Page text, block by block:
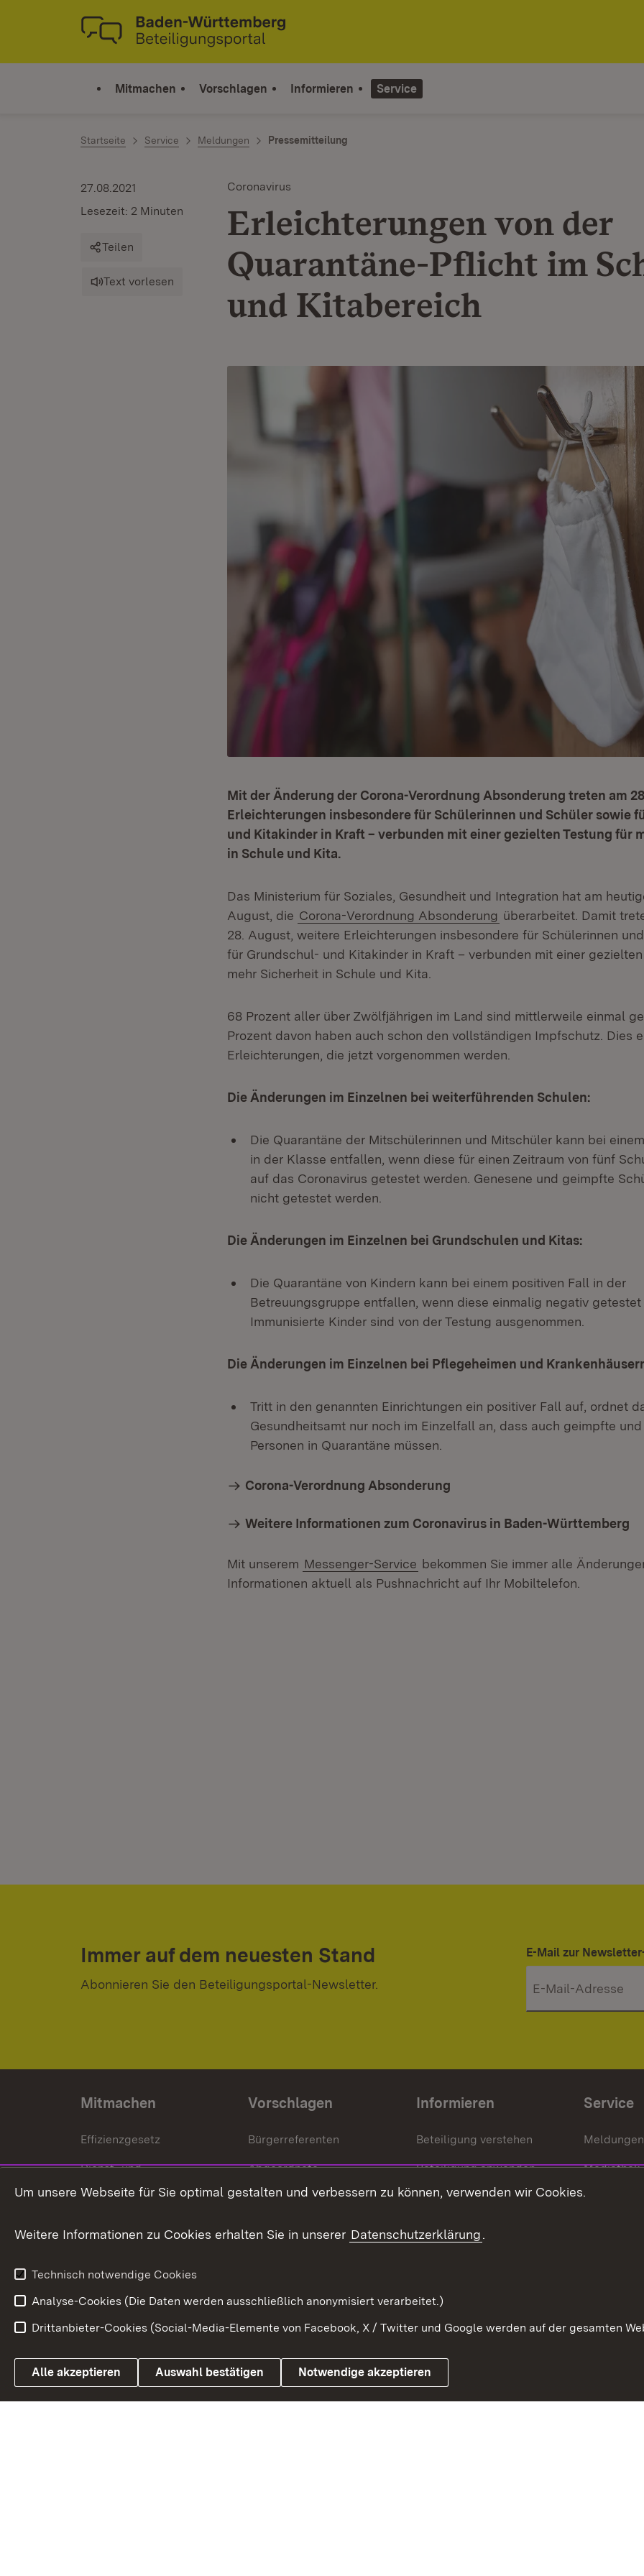
Zum Inhalt springen
Link zur Startseite
Mitmachen Vorschlagen Informieren Service
Startseite Service Meldungen Pressemitteilung
Coronavirus
Erleichterungen von der
Quarantäne-Pflicht im
und Kitabereich
27.08.2021
Lesezeit: 2 Minuten
Teilen
Text vorlesen
Mit der Änderung der Corona-Verordnung Absonderung treten am
Erleichterungen insbesondere für Schülerinnen und Schüler sowie
und Kitakinder in Kraft – verbunden mit einer gezielten Testung für
in Schule und Kita.
Das Ministerium für Soziales, Gesundheit und Integration hat am
August, die Corona-Verordnung Absonderung überarbeitet. Damit
28. August, weitere Erleichterungen insbesondere für Schülerinnen
für Grundschul- und Kitakinder in Kraft – verbunden mit einer
mehr Sicherheit in Schule und Kita.
68 Prozent aller über Zwölfjährigen im Land sind mittlerweile einmal
Prozent davon haben auch schon den vollständigen Impfschutz. Dies
Erleichterungen, die jetzt vorgenommen werden.
Die Änderungen im Einzelnen bei weiterführenden Schulen:
Die Quarantäne der Mitschülerinnen und Mitschüler kann bei
in der Klasse entfallen, wenn diese für einen Zeitraum von fünf
auf das Coronavirus getestet werden. Genesene und geimpfte
nicht getestet werden.
Die Änderungen im Einzelnen bei Grundschulen und Kitas:
Die Quarantäne von Kindern kann bei einem positiven Fall in der
Betreuungsgruppe entfallen, wenn diese einmalig negativ getestet
Immunisierte Kinder sind von der Testung ausgenommen.
Die Änderungen im Einzelnen bei Pflegeheimen und
Tritt in den genannten Einrichtungen ein positiver Fall auf, ordnet
Gesundheitsamt nur noch im Einzelfall an, dass auch geimpfte
Personen in Quarantäne müssen.
Corona-Verordnung Absonderung
Weitere Informationen zum Coronavirus in Baden-Württemberg
Mit unserem Messenger-Service bekommen Sie immer alle
Informationen aktuell als Pushnachricht auf Ihr Mobiltelefon.
Immer auf dem neuesten Stand
Abonnieren Sie den Beteiligungsportal-Newsletter.
E-Mail zur
Mitmachen
Effizienzgesetz
Dienst- und
Versorgungsbezüge
Weitere
Vorschlagen
Bürgerreferenten
Abgeordnete
Bürgerbeauftragte
Informieren
Beteiligung verstehen
Beteiligung anwenden
Beteiligung stärken
Service
Meldungen
Mediathek
Link zum Landesportal
Impressum Kontakt
Um unsere Webseite für Sie optimal gestalten und verbessern zu können, verwenden wir Cookies.
Weitere Informationen zu Cookies erhalten Sie in unserer Datenschutzerklärung.
Technisch notwendige Cookies
Analyse-Cookies (Die Daten werden ausschließlich anonymisiert verarbeitet.)
Drittanbieter-Cookies (Social-Media-Elemente von Facebook, X / Twitter und Google werden auf der gesamten
Alle akzeptieren Auswahl bestätigen Notwendige akzeptieren